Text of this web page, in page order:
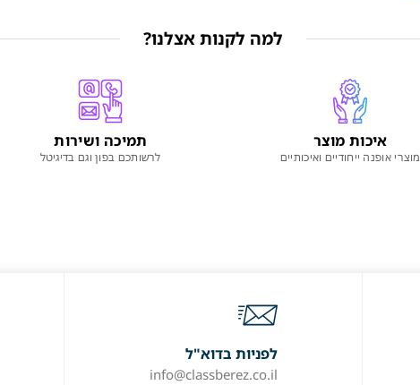
למה לקנות אצלנו?
איכות מוצר
מוצרי אופנה ייחודיים ואיכותיים
תמיכה ושירות
לרשותכם בפון וגם בדיגיטל
לפניות בדוא"ל
info@classberez.co.il